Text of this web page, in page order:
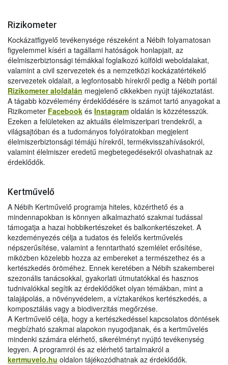
Rizikometer
Kockázatfigyelő tevékenysége részeként a Nébih folyamatosan
figyelemmel kíséri a tagállami hatóságok honlapjait, az
élelmiszerbiztonsági témákkal foglalkozó külföldi weboldalakat,
valamint a civil szervezetek és a nemzetközi kockázatértékelő
szervezetek oldalait, a legfontosabb hírekről pedig a Nébih portál
Rizikometer aloldalán megjelenő cikkekben nyújt tájékoztatást.
A tágabb közvélemény érdeklődésére is számot tartó anyagokat a
Rizikometer Facebook és Instagram oldalán is közzétesszük.
Ezeken a felületeken az aktuális élelmiszeripari trendekről, a
világsajtóban és a tudományos folyóiratokban megjelent
élelmiszerbiztonsági témájú hírekről, termékvisszahívásokról,
valamint élelmiszer eredetű megbetegedésekről olvashatnak az
érdeklődők.
Kertművelő
A Nébih Kertművelő programja hiteles, közérthető és a
mindennapokban is könnyen alkalmazható szakmai tudással
támogatja a hazai hobbikertészeket és balkonkertészeket. A
kezdeményezés célja a tudatos és felelős kertművelés
népszerűsítése, valamint a fenntartható szemlélet erősítése,
miközben közelebb hozza az embereket a természethez és a
kertészkedés öröméhez. Ennek keretében a Nébih szakemberei
szezonális tanácsokkal, gyakorlati útmutatókkal és hasznos
tudnivalókkal segítik az érdeklődőket olyan témákban, mint a
talajápolás, a növényvédelem, a víztakarékos kertészkedés, a
komposztálás vagy a biodiverzitás megőrzése.
A Kertművelő célja, hogy a kertészkedéssel kapcsolatos döntések
megbízható szakmai alapokon nyugodjanak, és a kertművelés
mindenki számára elérhető, sikerélményt nyújtó tevékenység
legyen. A programról és az elérhető tartalmakról a
kertmuvelo.hu oldalon tájékozódhatnak az érdeklődők.